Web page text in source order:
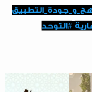
#التوحد